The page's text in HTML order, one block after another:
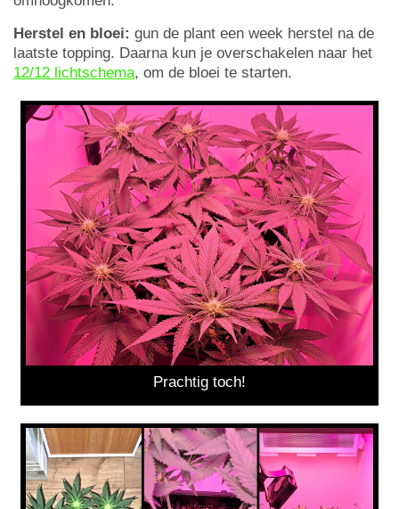
Herstel en bloei: gun de plant een week herstel na de
laatste topping. Daarna kun je overschakelen naar het
12/12 lichtschema, om de bloei te starten.
Prachtig toch!